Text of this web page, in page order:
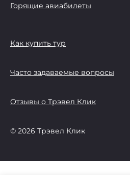
Горящие авиабилеты
Как купить тур
Часто задаваемые вопросы
Отзывы о Трэвел Клик
© 2026 Трэвел Клик